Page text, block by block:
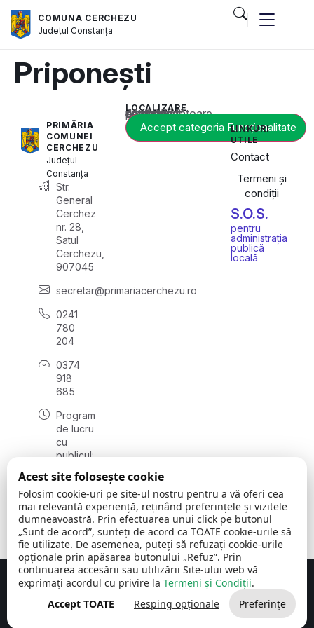
COMUNA CERCHEZU
JudețulConstanța
Priponești
PRIMĂRIA
COMUNEI
CERCHEZU
Județul
Constanța
Str.
General
Cerchez
nr. 28,
Satul
Cerchezu,
907045
secretar@primariacerchezu.ro
0241
780
204
0374
918
685
Program
de lucru
cu
publicul:
08:00 -
16:30
, vineri:
08:00 -
14:00
LOCALIZARE
Acest conținut este blocat până când acceptați categoria corespunzătoare de cookie-uri.
Accept categoria Funcționalitate
LINKURI
UTILE
Contact
Termeni și
condiții
S.O.S.
pentru
administrația
publică
locală
Comuna Cerchezu © 2026Toate drepturile rezervate
Concept realizat de Big Media Relații Publice SRL
Acest site folosește cookie
Folosim cookie-uri pe site-ul nostru pentru a vă oferi cea
mai relevantă experiență, reținând preferințele și vizitele
dumneavoastră. Prin efectuarea unui click pe butonul
„Sunt de acord”, sunteți de acord ca TOATE cookie-urile să
fie utilizate. De asemenea, puteți să refuzați cookie-urile
opționale prin apăsarea butonului „Refuz”. Prin
continuarea accesării sau utilizării Site-ului web vă
exprimați acordul cu privire la Termeni și Condiții.
Accept TOATE
Resping opționale Preferințe